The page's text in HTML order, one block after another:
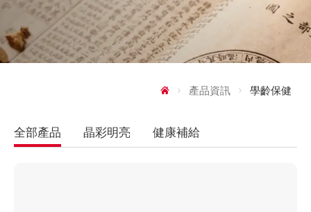
產品資訊 學齡保健
全部產品 晶彩明亮 健康補給